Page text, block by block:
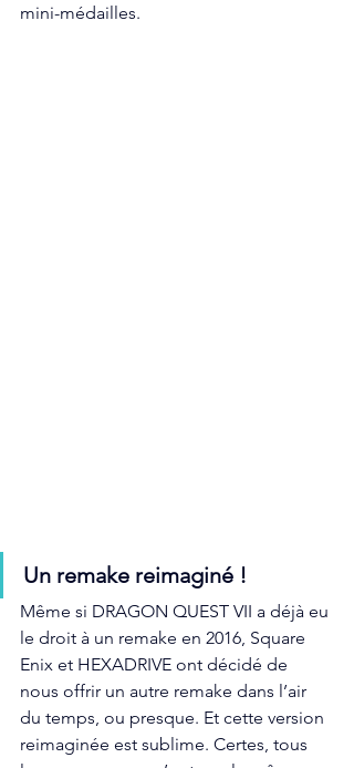
mini-médailles.
Un remake reimaginé !
Même si DRAGON QUEST VII a déjà eu
le droit à un remake en 2016, Square
Enix et HEXADRIVE ont décidé de
nous offrir un autre remake dans l’air
du temps, ou presque. Et cette version
reimaginée est sublime. Certes, tous